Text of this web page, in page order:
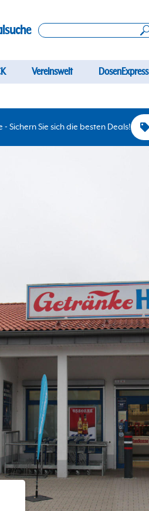
Vereinswelt DosenExpress
Sichern Sie sich die besten Deals!